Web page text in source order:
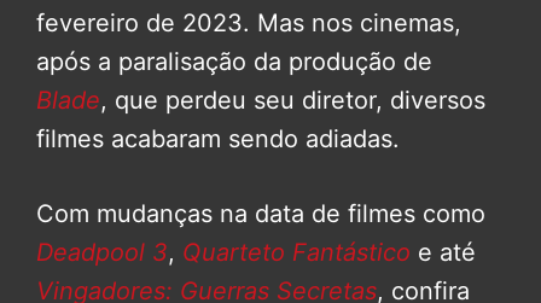
fevereiro de 2023. Mas nos cinemas,
após a paralisação da produção de
Blade, que perdeu seu diretor, diversos
filmes acabaram sendo adiadas.
Com mudanças na data de filmes como
Deadpool 3, Quarteto Fantástico e até
Vingadores: Guerras Secretas, confira